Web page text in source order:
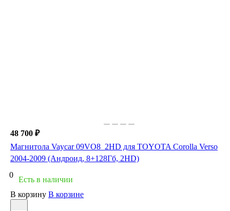
48 700 ₽
Магнитола Vaycar 09VO8_2HD для TOYOTA Corolla Verso
2004-2009 (Андроид, 8+128Гб, 2HD)
0
Есть в наличии
В корзину В корзине